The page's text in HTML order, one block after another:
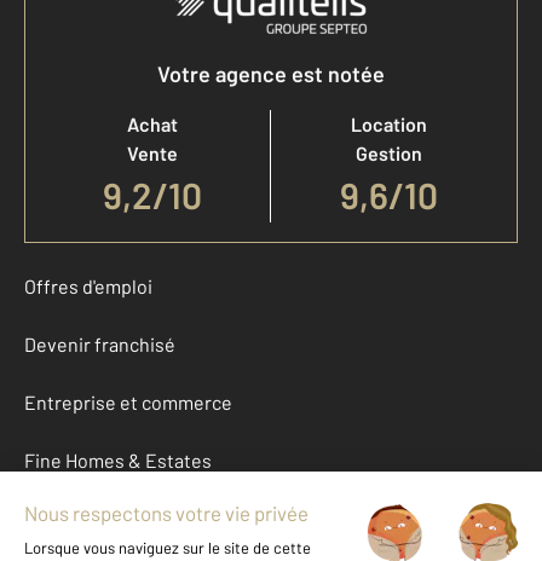
Votre agence est notée
Achat
Vente
9,2/10
Location
Gestion
9,6/10
Offres d'emploi
Devenir franchisé
Entreprise et commerce
Fine Homes & Estates
À propos